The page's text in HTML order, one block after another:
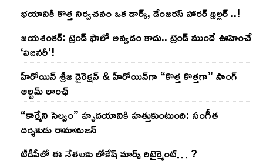
భయానికి కొత్త నిర్వచనం ఒక డార్క్, డేంజరస్ హారర్ థ్రిల్లర్ ..!
జయశంకర్: ట్రెండ్‌ ఫాలో అవ్వడం కాదు.. ట్రెండ్‌ ముందే ఊహించే
‘విజనరీ’!
హీరోయిన్ శ్రీజ డైరెక్ష‌న్ & హీరోయిన్‌గా “కొత్త కొత్తగా” సాంగ్
ఆల్బమ్ లాంఛ్
“కార్మేని సెల్వం” హృదయానికి హత్తుకుంటుంది: సంగీత
దర్శకుడు రామానుజన్
టీడీపీలో ఈ నేత‌ల‌కు లోకేష్ మార్క్ రిటైర్మెంట్‌… ?